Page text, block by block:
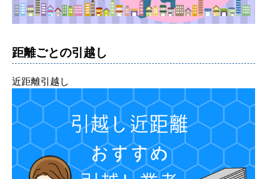
距離ごとの引越し
近距離引越し